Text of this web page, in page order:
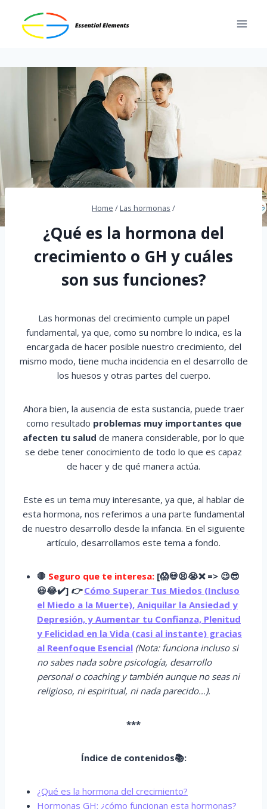
content
Home / Las hormonas /
¿Qué es la hormona del
crecimiento o GH y cuáles
son sus funciones?
Las hormonas del crecimiento cumple un papel
fundamental, ya que, como su nombre lo indica, es la
encargada de hacer posible nuestro crecimiento, del
mismo modo, tiene mucha incidencia en el desarrollo de
los huesos y otras partes del cuerpo.
Ahora bien, la ausencia de esta sustancia, puede traer
como resultado problemas muy importantes que
afecten tu salud de manera considerable, por lo que
se debe tener conocimiento de todo lo que es capaz
de hacer y de qué manera actúa.
Este es un tema muy interesante, ya que, al hablar de
esta hormona, nos referimos a una parte fundamental
de nuestro desarrollo desde la infancia. En el siguiente
artículo, desarrollamos este tema a fondo.
🛑 Seguro que te interesa: [😱💀😫😭❌ => 😉😎
😃😂✔️] 👉 Cómo Superar Tus Miedos (Incluso
el Miedo a la Muerte), Aniquilar la Ansiedad y
Depresión, y Aumentar tu Confianza, Plenitud
y Felicidad en la Vida (casi al instante) gracias
al Reenfoque Esencial (Nota: funciona incluso si
no sabes nada sobre psicología, desarrollo
personal o coaching y también aunque no seas ni
religioso, ni espiritual, ni nada parecido…).
***
Índice de contenidos📚:
¿Qué es la hormona del crecimiento?
Hormonas GH: ¿cómo funcionan esta hormonas?